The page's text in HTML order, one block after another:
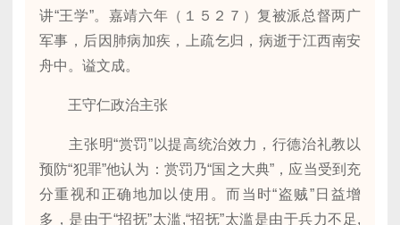
讲“王学”。嘉靖六年（１５２７）复被派总督两广
军事，后因肺病加疾，上疏乞归，病逝于江西南安
舟中。谥文成。
王守仁政治主张
主张明“赏罚”以提高统治效力，行德治礼教以
预防“犯罪”他认为：赏罚乃“国之大典”，应当受到充
分重视和正确地加以使用。而当时“盗贼”日益增
多，是由于“招抚”太滥,“招抚”太滥是由于兵力不足,